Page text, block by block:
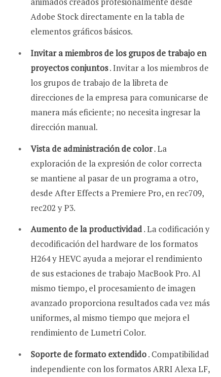
Adobe Stock directamente en la tabla de
elementos gráficos básicos.
Invitar a miembros de los grupos de trabajo en
proyectos conjuntos. Invitar a los miembros de
los grupos de trabajo de la libreta de
direcciones de la empresa para comunicarse de
manera más eficiente; no necesita ingresar la
dirección manual.
Vista de administración de color. La
exploración de la expresión de color correcta
se mantiene al pasar de un programa a otro,
desde After Effects a Premiere Pro, en rec709,
rec202 y P3.
Aumento de la productividad. La codificación y
decodificación del hardware de los formatos
H264 y HEVC ayuda a mejorar el rendimiento
de sus estaciones de trabajo MacBook Pro. Al
mismo tiempo, el procesamiento de imagen
avanzado proporciona resultados cada vez más
uniformes, al mismo tiempo que mejora el
rendimiento de Lumetri Color.
Soporte de formato extendido. Compatibilidad
independiente con los formatos ARRI Alexa LF,